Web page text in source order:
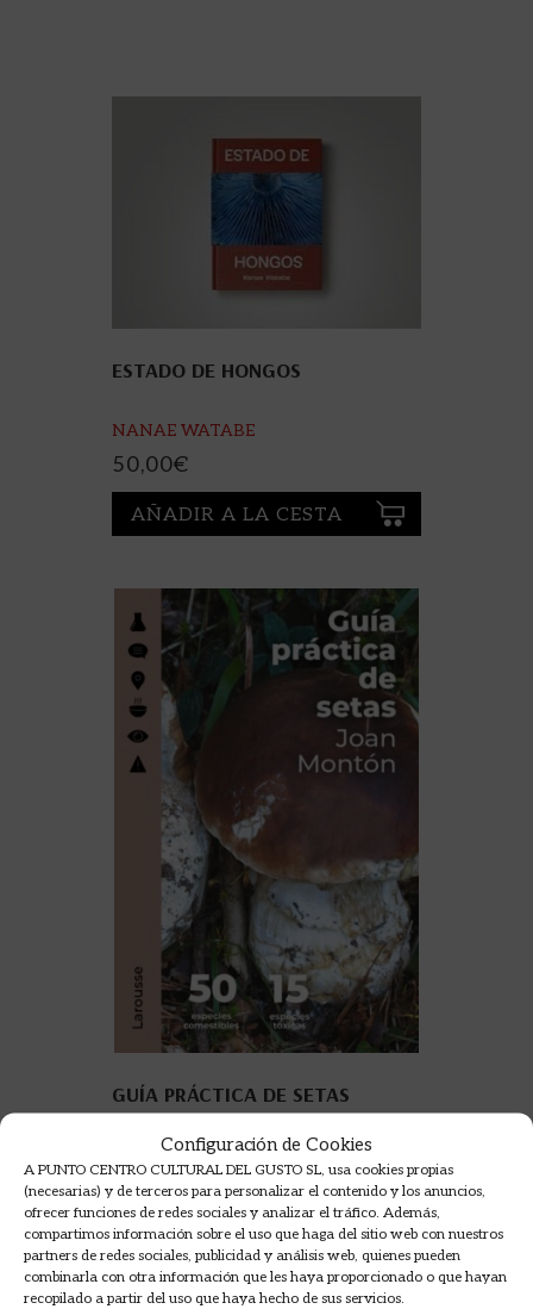
Configuración de Cookies
A PUNTO CENTRO CULTURAL DEL GUSTO SL, usa cookies propias
(necesarias) y de terceros para personalizar el contenido y los anuncios,
ofrecer funciones de redes sociales y analizar el tráfico. Además,
compartimos información sobre el uso que haga del sitio web con nuestros
partners de redes sociales, publicidad y análisis web, quienes pueden
combinarla con otra información que les haya proporcionado o que hayan
recopilado a partir del uso que haya hecho de sus servicios.
ESTADO DE HONGOS
NANAE WATABE
50,00€
AÑADIR A LA CESTA
GUÍA PRÁCTICA DE SETAS
MONTÓN MARTÍNEZ, JOAN
18,95€
AÑADIR A LA CESTA